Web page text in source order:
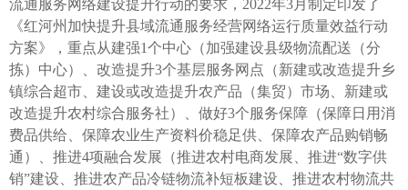
流通服务网络建设提升行动的要求，2022年3月制定印发了
《红河州加快提升县域流通服务经营网络运行质量效益行动
方案》，重点从建强1个中心（加强建设县级物流配送（分
拣）中心）、改造提升3个基层服务网点（新建或改造提升乡
镇综合超市、建设或改造提升农产品（集贸）市场、新建或
改造提升农村综合服务社）、做好3个服务保障（保障日用消
费品供给、保障农业生产资料价稳足供、保障农产品购销畅
通）、推进4项融合发展（推进农村电商发展、推进“数字供
销”建设、推进农产品冷链物流补短板建设、推进农村物流共